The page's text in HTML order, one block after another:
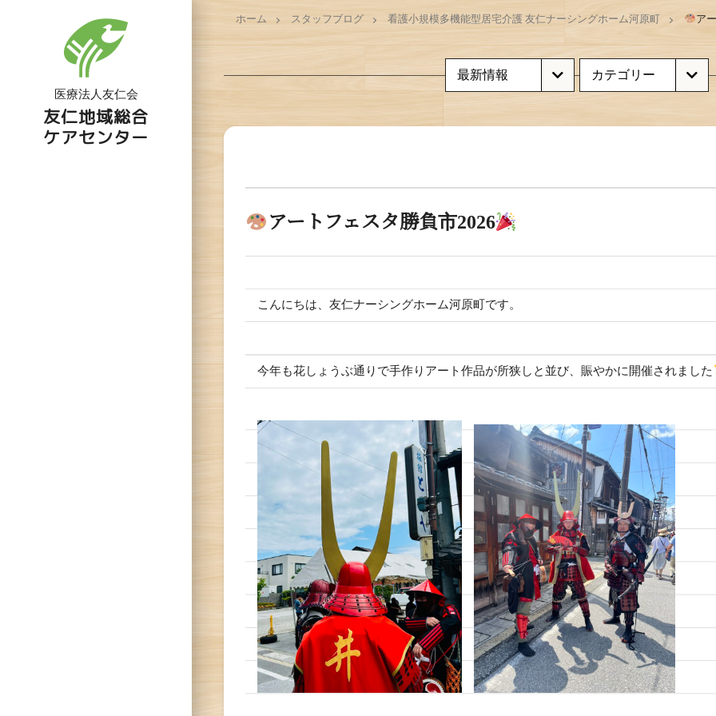
医療法人友仁会
友仁地域総合
ケアセンター
ホーム スタッフブログ 看護小規模多機能型居宅介護 友仁ナーシングホーム河原町 ア
アートフェスタ勝負市2026
こんにちは、友仁ナーシングホーム河原町です。
今年も花しょうぶ通りで手作りアート作品が所狭しと並び、賑やかに開催されました